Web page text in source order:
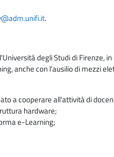
.
degli Studi di Firenze,
anche con l'ausilio di mezzi
a cooperare all'attività di
hardware;
e-Learning;